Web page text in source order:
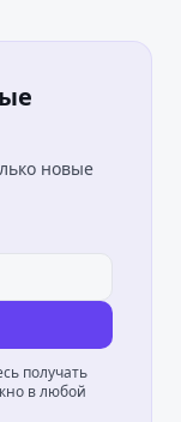
новые
получать
в любой